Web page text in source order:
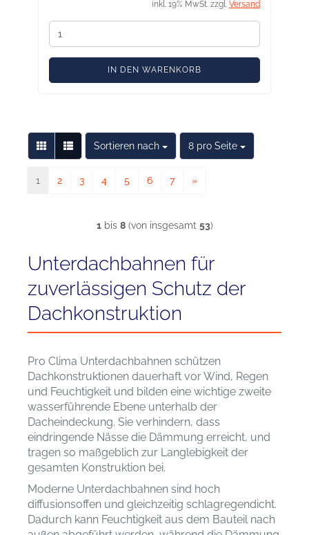
inkl. 19% MwSt. zzgl. Versand
IN DEN WARENKORB
Sortieren nach
Sortieren nach 8 pro Seite
pro Seite
1 2 3 4 5 6 7 »
1bis 8(von insgesamt 53)
Unterdachbahnen für
zuverlässigen Schutz der
Dachkonstruktion
Pro Clima Unterdachbahnen schützen
Dachkonstruktionen dauerhaft vor Wind, Regen
und Feuchtigkeit und bilden eine wichtige zweite
wasserführende Ebene unterhalb der
Dacheindeckung. Sie verhindern, dass
eindringende Nässe die Dämmung erreicht, und
tragen so maßgeblich zur Langlebigkeit der
gesamten Konstruktion bei.
Moderne Unterdachbahnen sind hoch
diffusionsoffen und gleichzeitig schlagregendicht.
Dadurch kann Feuchtigkeit aus dem Bauteil nach